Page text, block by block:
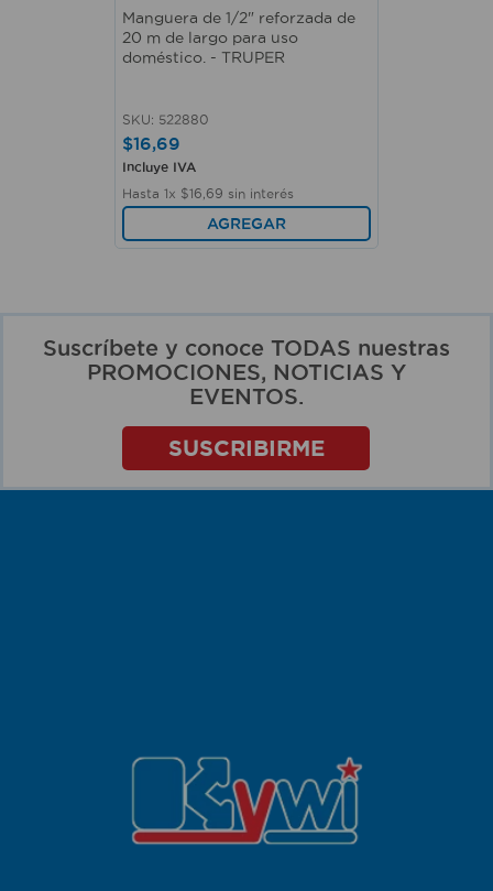
Manguera de 1/2" reforzada de
20 m de largo para uso
doméstico. - TRUPER
SKU: 522880
$16,69
Incluye IVA
Hasta 1x $16 69 sin interés
AGREGAR
Suscríbete y conoce TODAS nuestras
PROMOCIONES, NOTICIAS Y
EVENTOS.
SUSCRIBIRME